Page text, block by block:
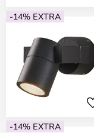
-14% EXTRA
-14% EXTRA